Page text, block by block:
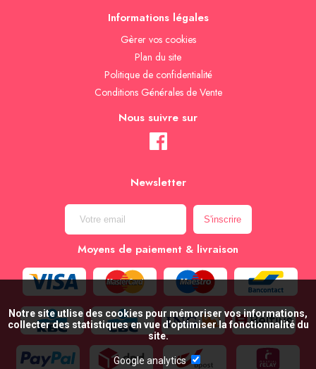
Informations légales
Gèrer vos cookies
Plan du site
Politique de confidentialité
Conditions Générales de Vente
Nous suivre sur
Newsletter
Moyens de paiement & livraison
Notre site utlise des cookies pour mémoriser vos informations,
collecter des statistiques en vue d’optimiser la fonctionnalité du
site.
Google analytics